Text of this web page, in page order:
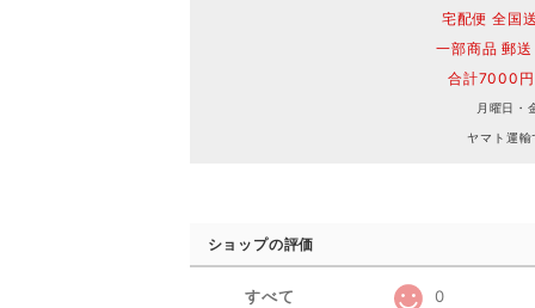
宅配便 全国
一部商品 郵
合計7000
月曜日・
ヤマト運
ショップの評価
すべて 0